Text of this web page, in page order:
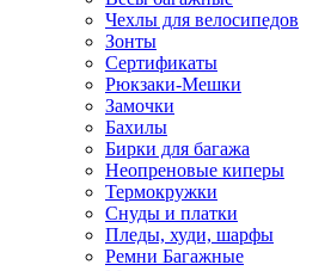
Чехлы для велосипедов
Зонты
Сертификаты
Рюкзаки-Мешки
Замочки
Бахилы
Бирки для багажа
Неопреновые киперы
Термокружки
Снуды и платки
Пледы, худи, шарфы
Ремни Багажные